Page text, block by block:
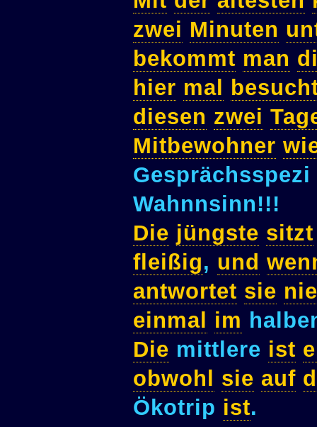
zwei Minuten
bekommt man
hier mal
diesen zwei
Mitbewohner
Wahnnsinn!!!
Die jüngste sitzt
fleißig, und
antwortet sie nie
einmal
im
Die mittlere ist
obwohl
sie auf
Ökotrip ist.